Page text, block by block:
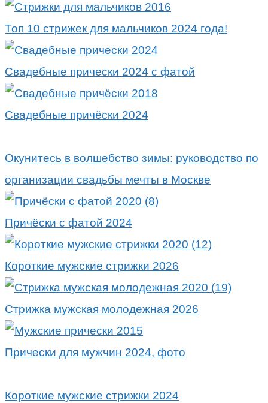
Топ 10 стрижек для мальчиков 2024 года!
Свадебные прически 2024 с фатой
Свадебные причёски 2024
Окунитесь в волшебство зимы: руководство по
организации свадьбы мечты в Москве
Причёски с фатой 2024
Короткие мужские стрижки 2026
Стрижка мужская молодежная 2026
Прически для мужчин 2024, фото
Короткие мужские стрижки 2024